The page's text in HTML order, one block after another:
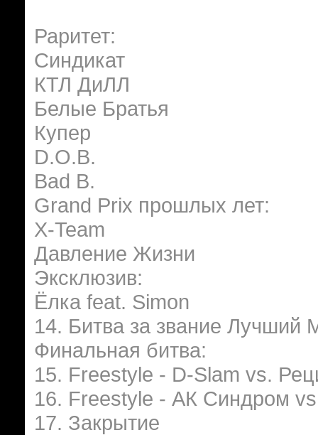
Раритет:
Синдикат
КТЛ ДиЛЛ
Белые Братья
Купер
D.O.B.
Bad B.
Grand Prix прошлых лет:
X-Team
Давление Жизни
Эксклюзив:
Ёлка feat. Simon
14. Битва за звание Лучший
Финальная битва:
15. Freestyle - D-Slam vs.
16. Freestyle - АК Синдром
17. Закрытие